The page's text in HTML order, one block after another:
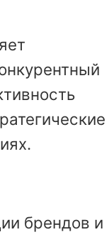
брендов и